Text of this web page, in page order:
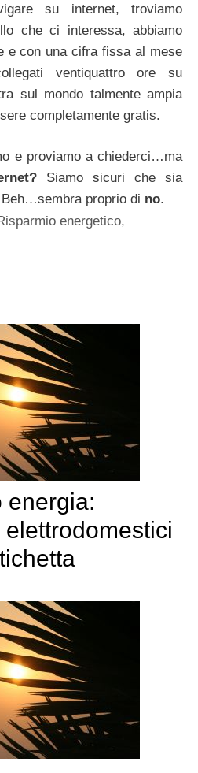
su internet, troviamo
che ci interessa, abbiamo
e con una cifra fissa al mese
ventiquattro ore su
sul mondo talmente ampia
completamente gratis.
e proviamo a chiederci…ma
Siamo sicuri che sia
proprio di no.
energetico,
energia: